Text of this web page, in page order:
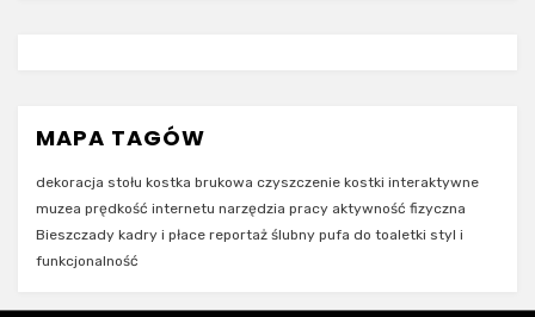
MAPA TAGÓW
dekoracja stołu kostka brukowa czyszczenie kostki interaktywne
muzea prędkość internetu narzędzia pracy aktywność fizyczna
Bieszczady kadry i płace reportaż ślubny pufa do toaletki styl i
funkcjonalność